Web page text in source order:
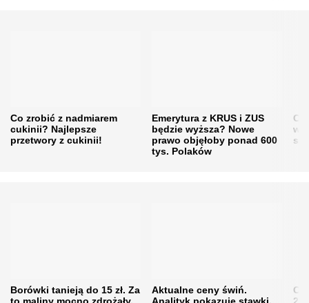
Co zrobić z nadmiarem
cukinii? Najlepsze
przetwory z cukinii!
Emerytura z KRUS i ZUS
będzie wyższa? Nowe
prawo objęłoby ponad 600
tys. Polaków
w
Borówki tanieją do 15 zł. Za
Aktualne ceny świń.